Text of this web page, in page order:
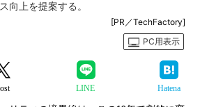
向上を提案する。
[PR／TechFactory]
PC用表示
LINE Hatena